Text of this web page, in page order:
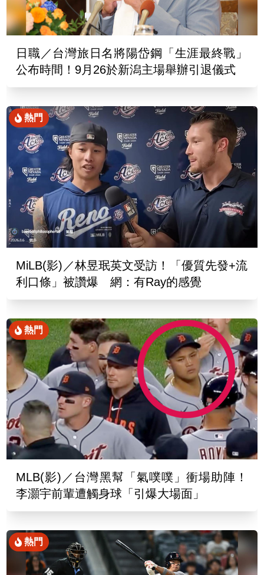
日職／台灣旅日名將陽岱鋼「生涯最終戰」
公布時間！9月26於新潟主場舉辦引退儀式
熱門
MiLB(影)／林昱珉英文受訪！「優質先發+流
利口條」被讚爆 網：有Ray的感覺
熱門
MLB(影)／台灣黑幫「氣噗噗」衝場助陣！
李灝宇前輩遭觸身球「引爆大場面」
熱門